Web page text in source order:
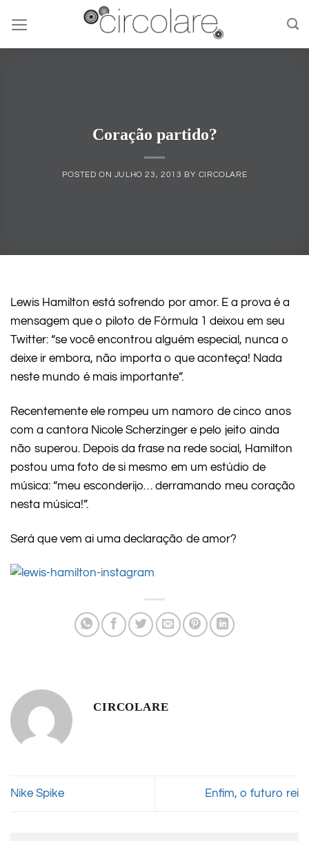
content
Coração partido?
POSTED ON JULHO 23, 2013 BY CIRCOLARE
Lewis Hamilton está sofrendo por amor. E a prova é a
mensagem que o piloto de Fórmula 1 deixou em seu
Twitter: “se você encontrou alguém especial, nunca o
deixe ir embora, não importa o que aconteça! Nada
neste mundo é mais importante”.
Recentemente ele rompeu um namoro de cinco anos
com a cantora Nicole Scherzinger e pelo jeito ainda
não superou. Depois da frase na rede social, Hamilton
postou uma foto de si mesmo em um estúdio de
música: “meu esconderijo… derramando meu coração
nesta música!”.
Será que vem ai uma declaração de amor?
CIRCOLARE
Nike Spike Enfim, o futuro rei